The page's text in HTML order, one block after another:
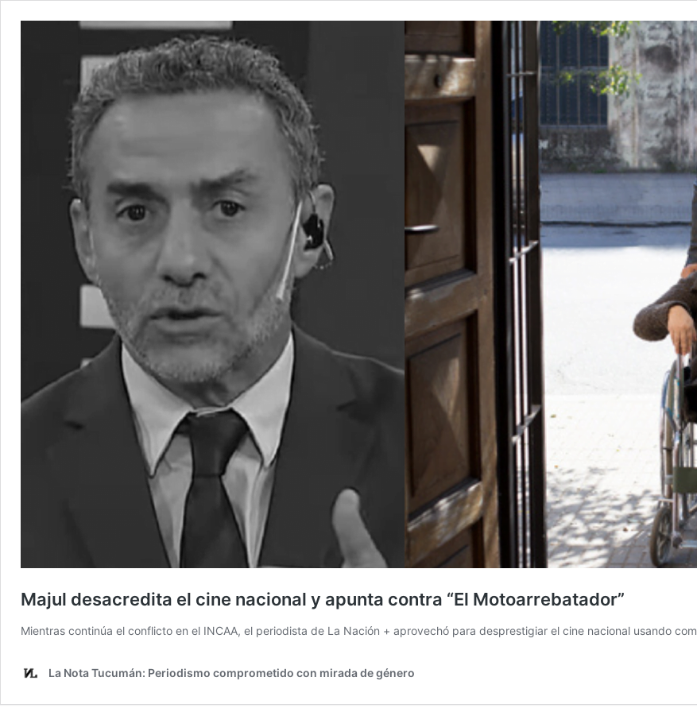
Majul desacredita el cine nacional y apunta contra “El Motoarrebatador”
Mientras continúa el conflicto en el INCAA, el periodista de La Nación + aprovechó para desprestigiar el cine nacional usando
La Nota Tucumán: Periodismo comprometido con mirada de género